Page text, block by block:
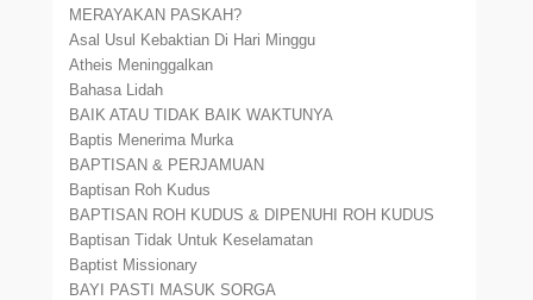
MERAYAKAN PASKAH?
Asal Usul Kebaktian Di Hari Minggu
Atheis Meninggalkan
Bahasa Lidah
BAIK ATAU TIDAK BAIK WAKTUNYA
Baptis Menerima Murka
BAPTISAN & PERJAMUAN
Baptisan Roh Kudus
BAPTISAN ROH KUDUS & DIPENUHI ROH KUDUS
Baptisan Tidak Untuk Keselamatan
Baptist Missionary
BAYI PASTI MASUK SORGA